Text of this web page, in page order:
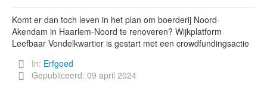
Komt er dan toch leven in het plan om boerderij Noord-
Akendam in Haarlem-Noord te renoveren? Wijkplatform
Leefbaar Vondelkwartier is gestart met een crowdfundingsactie
In: Erfgoed
Gepubliceerd: 09 april 2024